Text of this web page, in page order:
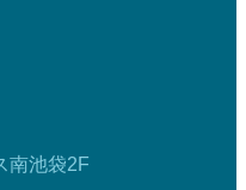
南池袋2F